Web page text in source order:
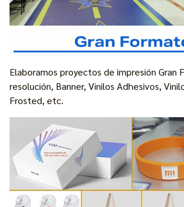
Elaboramos proyectos de impresión Gran
resolución, Banner, Vinilos Adhesivos,
Frosted, etc.